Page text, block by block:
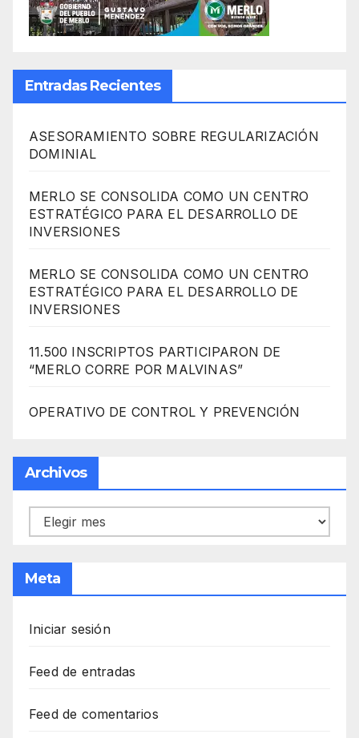
Entradas Recientes
ASESORAMIENTO SOBRE REGULARIZACIÓN
DOMINIAL
MERLO SE CONSOLIDA COMO UN CENTRO
ESTRATÉGICO PARA EL DESARROLLO DE
INVERSIONES
MERLO SE CONSOLIDA COMO UN CENTRO
ESTRATÉGICO PARA EL DESARROLLO DE
INVERSIONES
11.500 INSCRIPTOS PARTICIPARON DE
“MERLO CORRE POR MALVINAS”
OPERATIVO DE CONTROL Y PREVENCIÓN
Archivos
Archivos
Meta
Iniciar sesión
Feed de entradas
Feed de comentarios